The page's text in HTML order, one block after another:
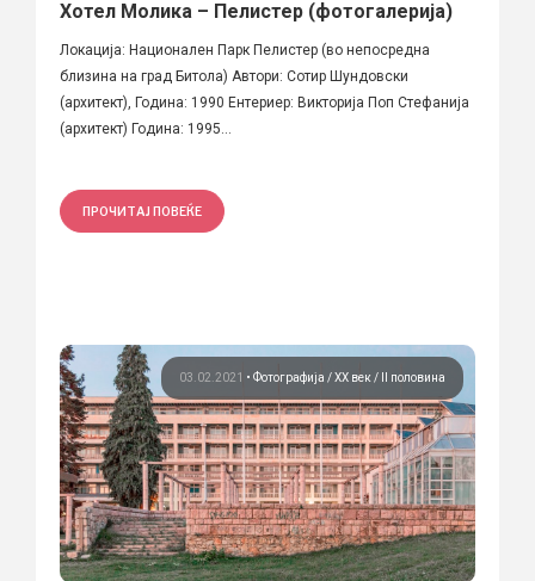
Хотел Молика – Пелистер (фотогалерија)
Локација: Национален Парк Пелистер (во непосредна
близина на град Битола) Автори: Сотир Шундовски
(архитект), Година: 1990 Ентериер: Викторија Поп Стефанија
(архитект) Година: 1995...
ПРОЧИТАЈ ПОВЕЌЕ
03.02.2021 • Фотографија ХХ век / II половина